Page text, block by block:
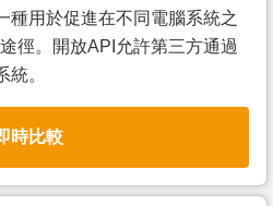
種用於促進在不同電腦系統之
徑。開放API允許第三方通過
。
時比較